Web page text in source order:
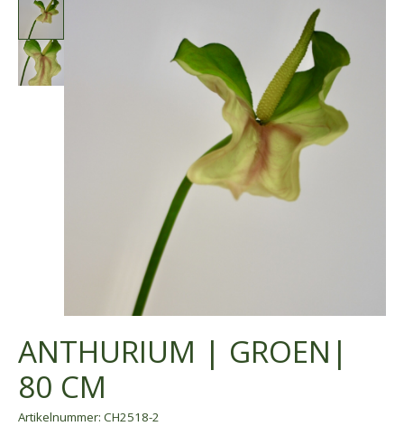
ANTHURIUM | GROEN|
80 CM
Artikelnummer: CH2518-2